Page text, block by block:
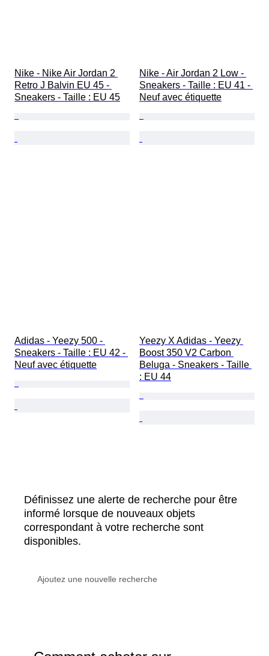
Nike - Nike Air Jordan 2
Retro J Balvin EU 45 -
Sneakers - Taille : EU 45
Nike - Air Jordan 2 Low -
Sneakers - Taille : EU 41 -
Neuf avec étiquette
Adidas - Yeezy 500 -
Sneakers - Taille : EU 42 -
Neuf avec étiquette
Yeezy X Adidas - Yeezy
Boost 350 V2 Carbon
Beluga - Sneakers - Taille
: EU 44
Définissez une alerte de recherche pour être
informé lorsque de nouveaux objets
correspondant à votre recherche sont
disponibles.